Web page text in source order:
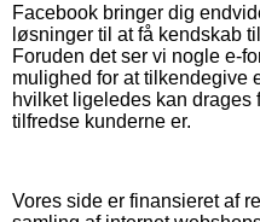
Facebook bringer dig
løsninger til at få kendskab
Foruden det ser vi nogle e-
mulighed for at tilkendegive
hvilket ligeledes kan drages
tilfredse kunderne er.
Vores side er finansieret af